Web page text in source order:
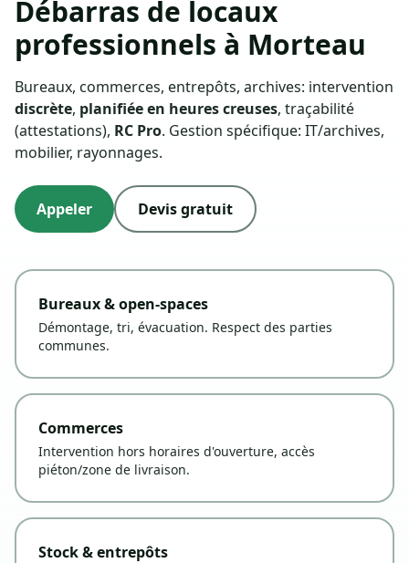
Débarras de locaux
professionnels à Morteau
Bureaux, commerces, entrepôts, archives: intervention
discrète, planifiée en heures creuses, traçabilité
(attestations), RC Pro. Gestion spécifique: IT/archives,
mobilier, rayonnages.
Appeler Devis gratuit
Bureaux & open-spaces
Démontage, tri, évacuation. Respect des parties
communes.
Commerces
Intervention hors horaires d'ouverture, accès
piéton/zone de livraison.
Stock & entrepôts